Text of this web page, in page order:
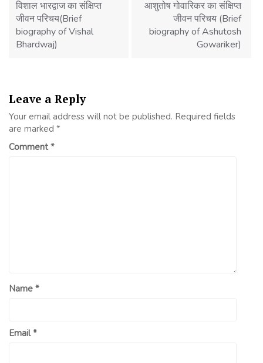
विशाल भारद्वाज का संक्षिप्त
जीवन परिचय(Brief
biography of Vishal
Bhardwaj)
आशुतोष गोवारिकर का संक्षिप्त
जीवन परिचय (Brief
biography of Ashutosh
Gowariker)
Leave a Reply
Your email address will not be published. Required fields
are marked *
Comment*
Name *
Email*